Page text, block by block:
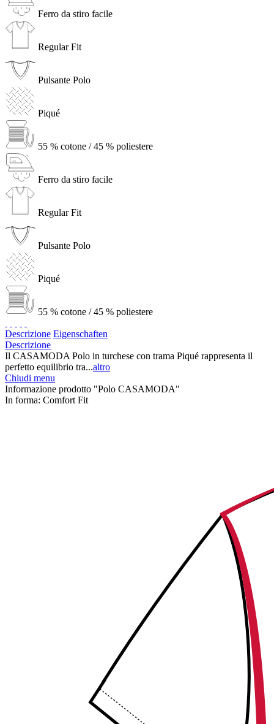
Ferro da stiro facile
Regular Fit
Pulsante Polo
Piqué
55 % cotone / 45 % poliestere
Ferro da stiro facile
Regular Fit
Pulsante Polo
Piqué
55 % cotone / 45 % poliestere
Descrizione Eigenschaften
Descrizione
Il CASAMODA Polo in turchese con trama Piqué rappresenta il
perfetto equilibrio tra...altro
Chiudi menu
Informazione prodotto "Polo CASAMODA"
In forma: Comfort Fit